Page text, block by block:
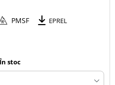
PMSF EPREL
În stoc